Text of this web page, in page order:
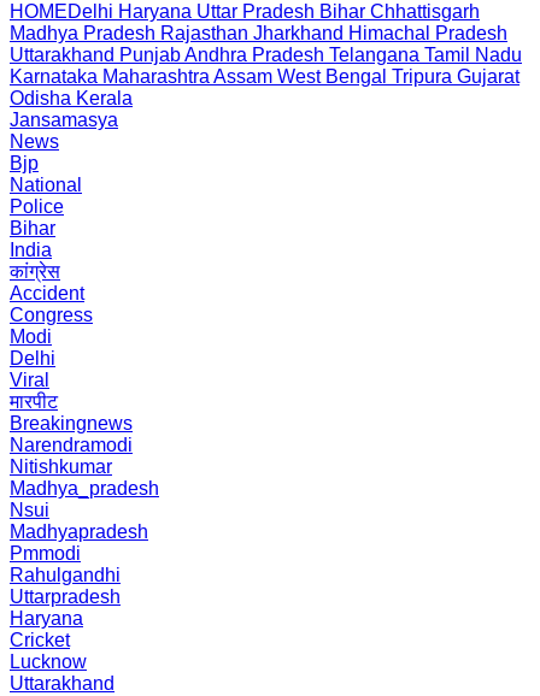
HOMEDelhi Haryana Uttar Pradesh Bihar Chhattisgarh
Madhya Pradesh Rajasthan Jharkhand Himachal Pradesh
Uttarakhand PunjabAndhra Pradesh Telangana Tamil Nadu
Karnataka Maharashtra Assam West Bengal Tripura Gujarat
Odisha Kerala
Jansamasya
News
Bjp
National
Police
Bihar
India
कांग्रेस
Accident
Congress
Modi
Delhi
Viral
मारपीट
Breakingnews
Narendramodi
Nitishkumar
Madhya_pradesh
Nsui
Madhyapradesh
Pmmodi
Rahulgandhi
Uttarpradesh
Haryana
Cricket
Lucknow
Uttarakhand